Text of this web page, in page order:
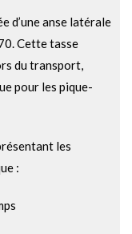
d’une anse latérale
Cette tasse
du transport,
pour les pique-
les
: